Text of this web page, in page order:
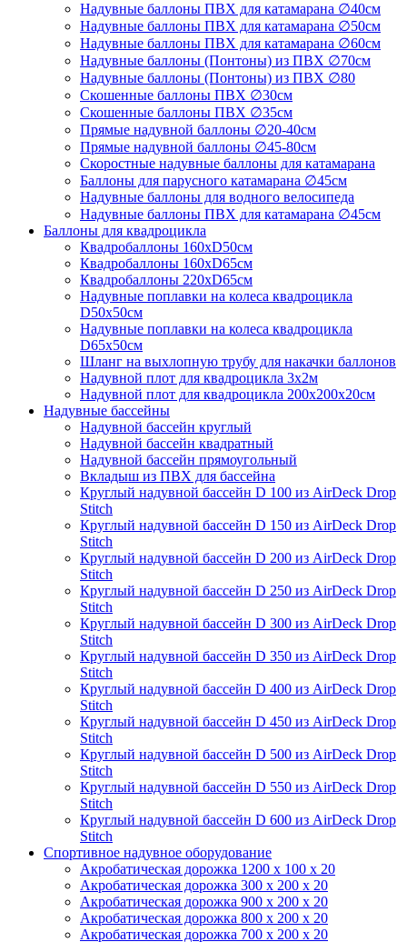
Надувные баллоны ПВХ для катамарана ∅40см
Надувные баллоны ПВХ для катамарана ∅50см
Надувные баллоны ПВХ для катамарана ∅60см
Надувные баллоны (Понтоны) из ПВХ ∅70см
Надувные баллоны (Понтоны) из ПВХ ∅80
Скошенные баллоны ПВХ ∅30см
Скошенные баллоны ПВХ ∅35см
Прямые надувной баллоны ∅20-40см
Прямые надувной баллоны ∅45-80см
Скоростные надувные баллоны для катамарана
Баллоны для парусного катамарана ∅45см
Надувные баллоны для водного велосипеда
Надувные баллоны ПВХ для катамарана ∅45см
Баллоны для квадроцикла
Квадробаллоны 160хD50см
Квадробаллоны 160хD65см
Квадробаллоны 220хD65см
Надувные поплавки на колеса квадроцикла
D50х50см
Надувные поплавки на колеса квадроцикла
D65х50см
Шланг на выхлопную трубу для накачки баллонов
Надувной плот для квадроцикла 3х2м
Надувной плот для квадроцикла 200х200х20см
Надувные бассейны
Надувной бассейн круглый
Надувной бассейн квадратный
Надувной бассейн прямоугольный
Вкладыш из ПВХ для бассейна
Круглый надувной бассейн D 100 из AirDeck Drop
Stitch
Круглый надувной бассейн D 150 из AirDeck Drop
Stitch
Круглый надувной бассейн D 200 из AirDeck Drop
Stitch
Круглый надувной бассейн D 250 из AirDeck Drop
Stitch
Круглый надувной бассейн D 300 из AirDeck Drop
Stitch
Круглый надувной бассейн D 350 из AirDeck Drop
Stitch
Круглый надувной бассейн D 400 из AirDeck Drop
Stitch
Круглый надувной бассейн D 450 из AirDeck Drop
Stitch
Круглый надувной бассейн D 500 из AirDeck Drop
Stitch
Круглый надувной бассейн D 550 из AirDeck Drop
Stitch
Круглый надувной бассейн D 600 из AirDeck Drop
Stitch
Спортивное надувное оборудование
Акробатическая дорожка 1200 x 100 x 20
Акробатическая дорожка 300 x 200 x 20
Акробатическая дорожка 900 x 200 x 20
Акробатическая дорожка 800 x 200 x 20
Акробатическая дорожка 700 x 200 x 20